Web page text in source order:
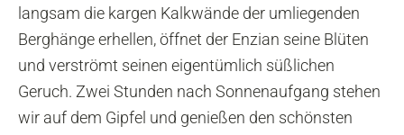
langsam die kargen Kalkwände der umliegenden
Berghänge erhellen, öffnet der Enzian seine Blüten
und verströmt seinen eigentümlich süßlichen
Geruch. Zwei Stunden nach Sonnenaufgang stehen
wir auf dem Gipfel und genießen den schönsten